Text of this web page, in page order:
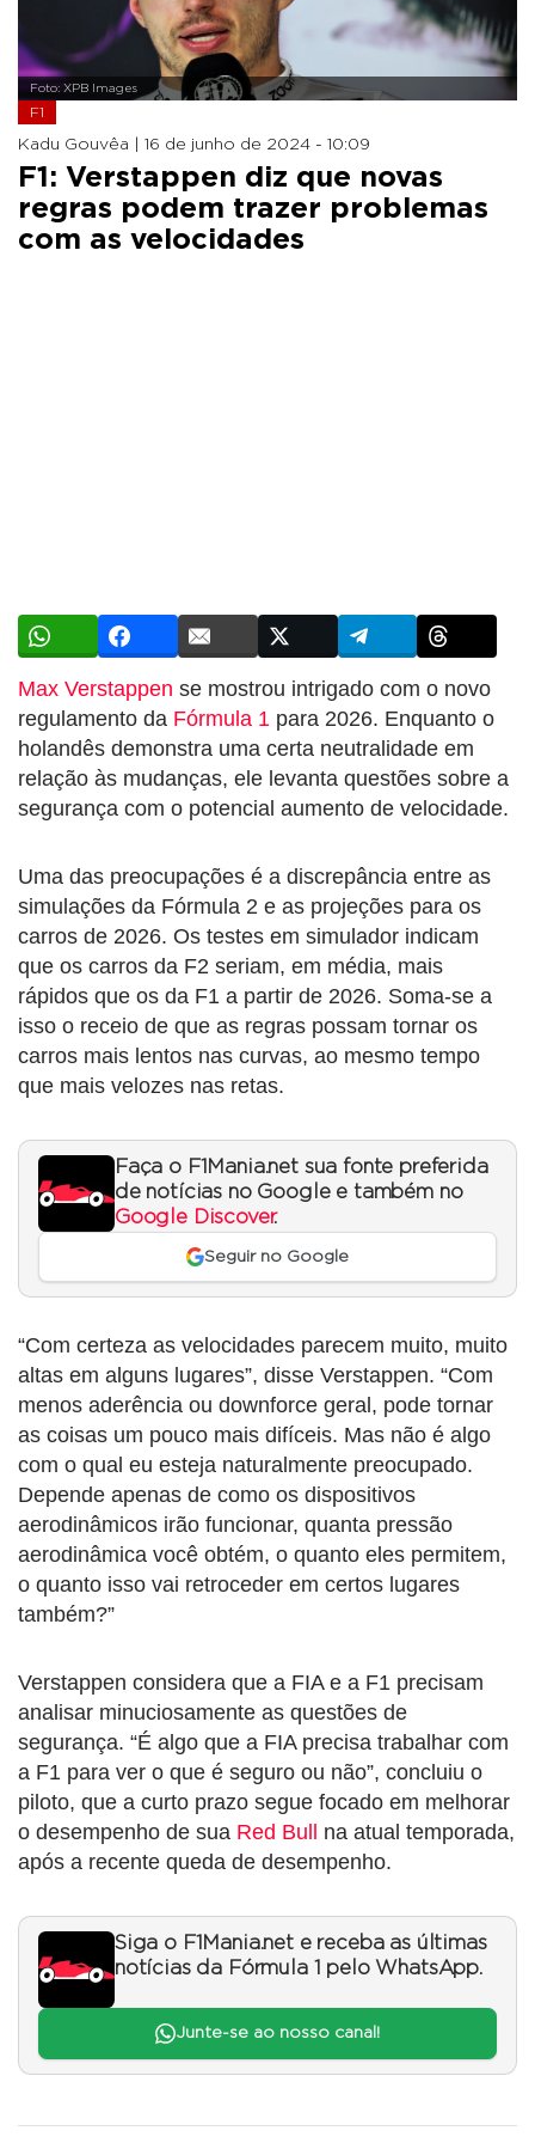
Foto: XPB Images
F1
Kadu Gouvêa | 16 de junho de 2024 - 10:09
F1: Verstappen diz que novas
regras podem trazer problemas
com as velocidades
Max Verstappen se mostrou intrigado com o novo
regulamento da Fórmula 1 para 2026. Enquanto o
holandês demonstra uma certa neutralidade em
relação às mudanças, ele levanta questões sobre a
segurança com o potencial aumento de velocidade.
Uma das preocupações é a discrepância entre as
simulações da Fórmula 2 e as projeções para os
carros de 2026. Os testes em simulador indicam
que os carros da F2 seriam, em média, mais
rápidos que os da F1 a partir de 2026. Soma-se a
isso o receio de que as regras possam tornar os
carros mais lentos nas curvas, ao mesmo tempo
que mais velozes nas retas.
Faça o F1Mania.net sua fonte preferida
de notícias no Google e também no
Google Discover.
Seguir no Google
“Com certeza as velocidades parecem muito, muito
altas em alguns lugares”, disse Verstappen. “Com
menos aderência ou downforce geral, pode tornar
as coisas um pouco mais difíceis. Mas não é algo
com o qual eu esteja naturalmente preocupado.
Depende apenas de como os dispositivos
aerodinâmicos irão funcionar, quanta pressão
aerodinâmica você obtém, o quanto eles permitem,
o quanto isso vai retroceder em certos lugares
também?”
Verstappen considera que a FIA e a F1 precisam
analisar minuciosamente as questões de
segurança. “É algo que a FIA precisa trabalhar com
a F1 para ver o que é seguro ou não”, concluiu o
piloto, que a curto prazo segue focado em melhorar
o desempenho de sua Red Bull
na atual temporada,
após a recente queda de desempenho.
Siga o F1Mania.net e receba as últimas
notícias da Fórmula 1 pelo WhatsApp.
Junte-se ao nosso canal!